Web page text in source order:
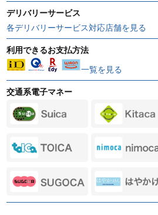
デリバリーサービス
各デリバリーサービス対応店舗を見る
利用できるお支払方法
一覧を見る
交通系電子マネー